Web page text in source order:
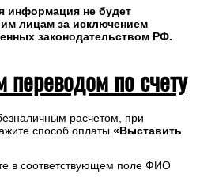
информация не будет
лицам за исключением
законодательством РФ.
переводом по счету
расчетом, при
способ оплаты «Выставить
в соответствующем поле ФИО